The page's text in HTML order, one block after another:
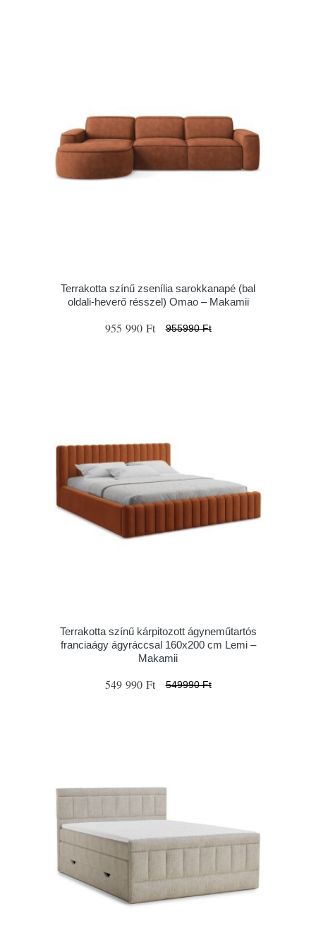
Terrakotta színű zsenília sarokkanapé (bal
oldali-heverő résszel) Omao – Makamii
955 990 Ft 955990 Ft
Terrakotta színű kárpitozott ágyneműtartós
franciaágy ágyráccsal 160x200 cm Lemi –
Makamii
549 990 Ft 549990 Ft